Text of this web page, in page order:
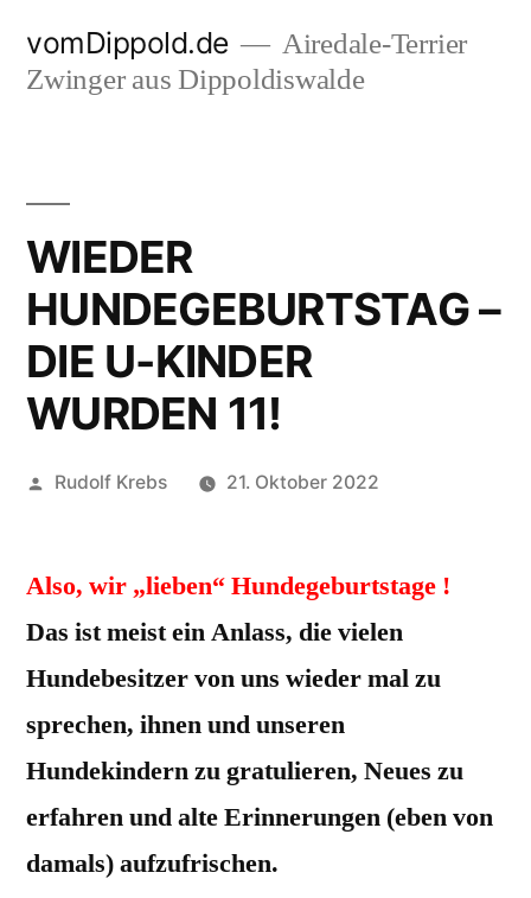
Inhalt
vomDippold.de
Airedale-Terrier
Zwinger aus Dippoldiswalde
WIEDER
HUNDEGEBURTSTAG –
DIE U-KINDER
WURDEN 11!
Veröffentlicht
Rudolf Krebs 21. Oktober 2022
Also, wir „lieben“ Hundegeburtstage !
Das ist meist ein Anlass, die vielen
Hundebesitzer von uns wieder mal zu
sprechen, ihnen und unseren
Hundekindern zu gratulieren, Neues zu
erfahren und alte Erinnerungen (eben von
damals) aufzufrischen.